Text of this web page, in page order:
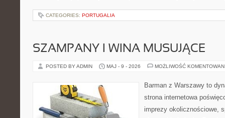
CATEGORIES: PORTUGALIA
SZAMPANY I WINA MUSUJĄCE
POSTED BY ADMIN MAJ - 9 - 2026 MOŻLIWOŚĆ
Barman z Warszawy to
strona internetowa
imprezy okolicznościowe,